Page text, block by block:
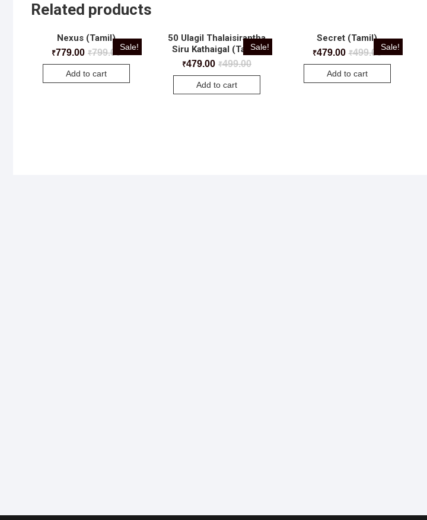
Related products
Sale!
Nexus (Tamil)
₹799.00
₹779.00
Add to cart
Sale!
50 Ulagil Thalaisirantha
Siru Kathaigal (Tamil)
₹499.00
₹479.00
Add to cart
Sale!
Secret (Tamil)
₹499.00
₹479.00
Add to cart